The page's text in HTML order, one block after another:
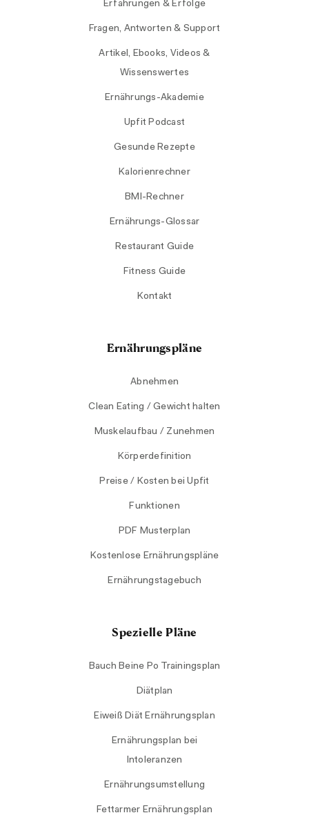
Erfahrungen & Erfolge
Fragen, Antworten & Support
Artikel, Ebooks, Videos &
Wissenswertes
Ernährungs-Akademie
Upfit Podcast
Gesunde Rezepte
Kalorienrechner
BMI-Rechner
Ernährungs-Glossar
Restaurant Guide
Fitness Guide
Kontakt
Ernährungspläne
Abnehmen
Clean Eating / Gewicht halten
Muskelaufbau / Zunehmen
Körperdefinition
Preise / Kosten bei Upfit
Funktionen
PDF Musterplan
Kostenlose Ernährungspläne
Ernährungstagebuch
Spezielle Pläne
Bauch Beine Po Trainingsplan
Diätplan
Eiweiß Diät Ernährungsplan
Ernährungsplan bei
Intoleranzen
Ernährungsumstellung
Fettarmer Ernährungsplan